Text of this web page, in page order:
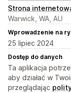
Strona
Warwick, WA, AU
Wprowadzenie na
25 lipiec 2024
Dostęp do danych
Ta aplikacja
aby działać w
przeglądając